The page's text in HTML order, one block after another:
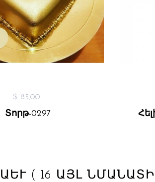
$ 85,00
Տորթ-0297
( 16 ԱՅԼ